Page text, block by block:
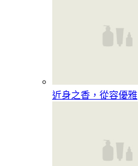
近身之香，從容優雅